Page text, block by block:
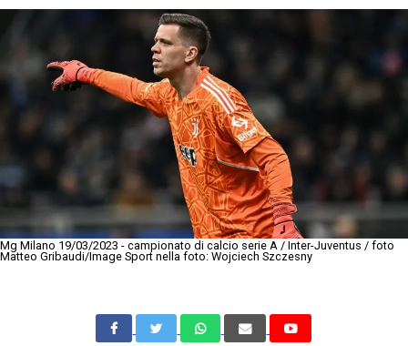
Mg Milano 19/03/2023 - campionato di calcio serie A / Inter-Juventus / foto
Matteo Gribaudi/Image Sport nella foto: Wojciech Szczesny